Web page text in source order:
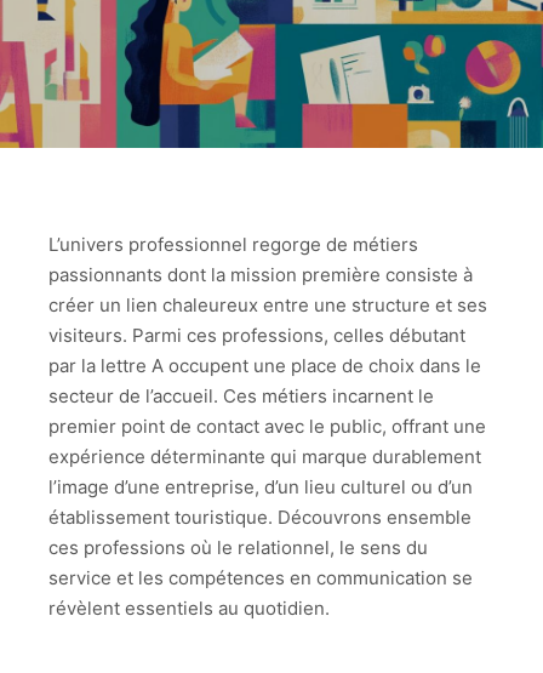
L’univers professionnel regorge de métiers
passionnants dont la mission première consiste à
créer un lien chaleureux entre une structure et ses
visiteurs. Parmi ces professions, celles débutant
par la lettre A occupent une place de choix dans le
secteur de l’accueil. Ces métiers incarnent le
premier point de contact avec le public, offrant une
expérience déterminante qui marque durablement
l’image d’une entreprise, d’un lieu culturel ou d’un
établissement touristique. Découvrons ensemble
ces professions où le relationnel, le sens du
service et les compétences en communication se
révèlent essentiels au quotidien.